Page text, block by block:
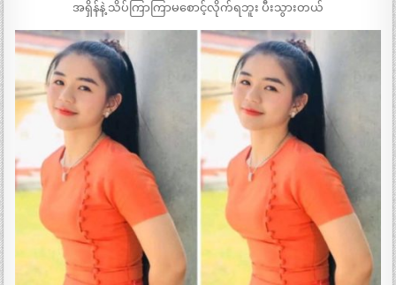
အရှိန်နဲ့ သိပ်ကြာကြာမစောင့်လိုက်ရဘူး ပီးသွားတယ်